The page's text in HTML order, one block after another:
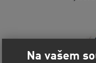
Na vašem